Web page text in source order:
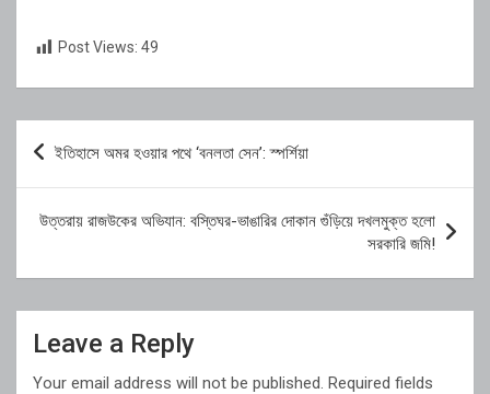
Post Views: 49
Post
ইতিহাসে অমর হওয়ার পথে ‘বনলতা সেন’: স্পর্শিয়া
উত্তরায় রাজউকের অভিযান: বস্তিঘর-ভাঙারির দোকান গুঁড়িয়ে দখলমুক্ত হলো
সরকারি জমি!
Leave a Reply
Your email address will not be published. Required fields